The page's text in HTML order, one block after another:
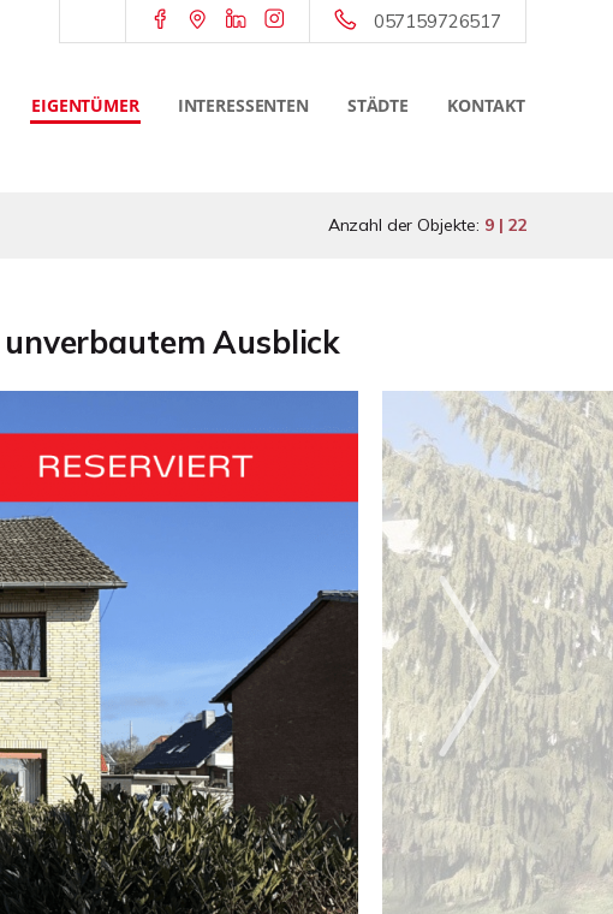
057159726517
EIGENTÜMER INTERESSENTEN STÄDTE KONTAKT
Anzahl der Objekte: 9 | 22
unverbautem Ausblick